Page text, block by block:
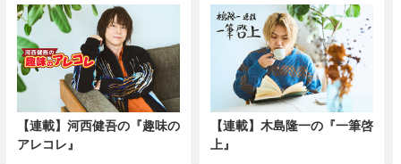
【連載】河西健吾の『趣味の
アレコレ』
【連載】木島隆一の『一筆啓
上』